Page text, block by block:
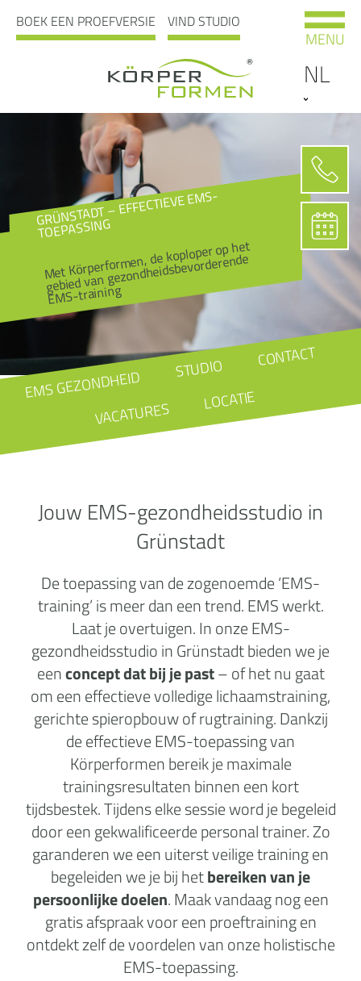
BOEK EEN PROEFVERSIE VIND STUDIO
NL
MENU
GRÜNSTADT – EFFECTIEVE EMS-
TOEPASSING
Met Körperformen, de koploper op het
gebied van gezondheidsbevorderende
EMS-training
EMS GEZONDHEID STUDIO CONTACT
VACATURES LOCATIE
Jouw EMS-gezondheidsstudio in
Grünstadt
De toepassing van de zogenoemde ‘EMS-
training’ is meer dan een trend. EMS werkt.
Laat je overtuigen. In onze EMS-
gezondheidsstudio in Grünstadt bieden we je
eenconcept dat bij je past– of het nu gaat
om een effectieve volledige lichaamstraining,
gerichte spieropbouw of rugtraining. Dankzij
de effectieve EMS-toepassing van
Körperformen bereik je maximale
trainingsresultaten binnen een kort
tijdsbestek. Tijdens elke sessie word je begeleid
door een gekwalificeerde personal trainer. Zo
garanderen we een uiterst veilige training en
begeleiden we je bij hetbereiken van je
persoonlijke doelen. Maak vandaag nog een
gratis afspraak voor een proeftraining en
ontdekt zelf de voordelen van onze holistische
EMS-toepassing.